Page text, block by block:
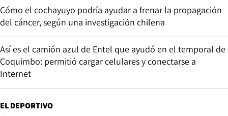
Cómo el cochayuyo podría ayudar a frenar la propagación
del cáncer, según una investigación chilena
Así es el camión azul de Entel que ayudó en el temporal de
Coquimbo: permitió cargar celulares y conectarse a
Internet
EL DEPORTIVO